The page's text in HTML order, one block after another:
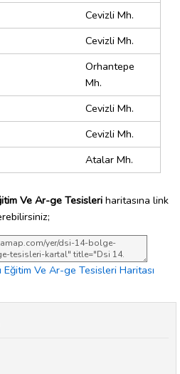
Cevizli Mh.
Cevizli Mh.
Orhantepe
Mh.
Cevizli Mh.
Cevizli Mh.
Atalar Mh.
Ve Ar-ge Tesisleri haritasına link
Ve Ar-ge Tesisleri Haritası